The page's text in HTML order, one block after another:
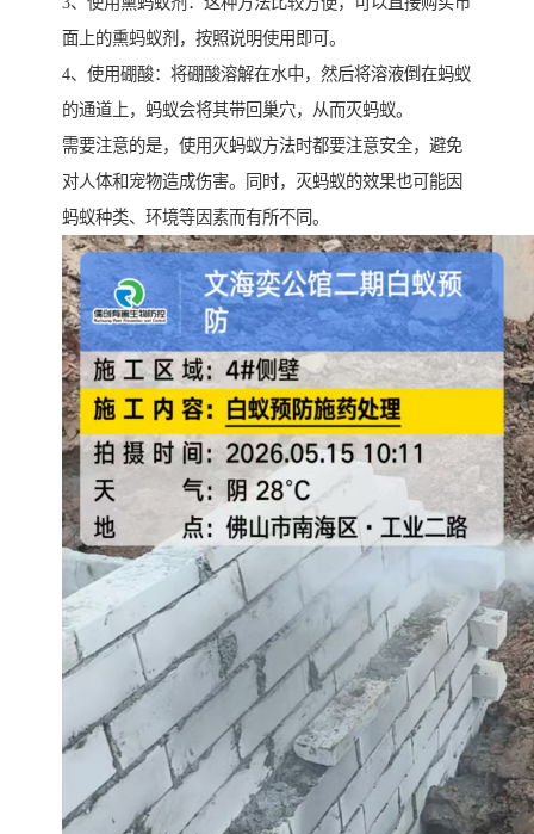
面上的熏蚂蚁剂，按照说明使用即可。
4、使用硼酸：将硼酸溶解在水中，然后将溶液倒在蚂蚁
的通道上，蚂蚁会将其带回巢穴，从而灭蚂蚁。
需要注意的是，使用灭蚂蚁方法时都要注意安全，避免
对人体和宠物造成伤害。同时，灭蚂蚁的效果也可能因
蚂蚁种类、环境等因素而有所不同。